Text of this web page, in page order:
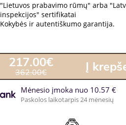
"Lietuvos prabavimo rūmų" arba
inspekcijos" sertifikatai
Kokybės ir autentiškumo garantija.
217.00€
362.00€ Į
Mėnesio įmoka nuo 10.57 €
Paskolos laikotarpis 24 mėnesių